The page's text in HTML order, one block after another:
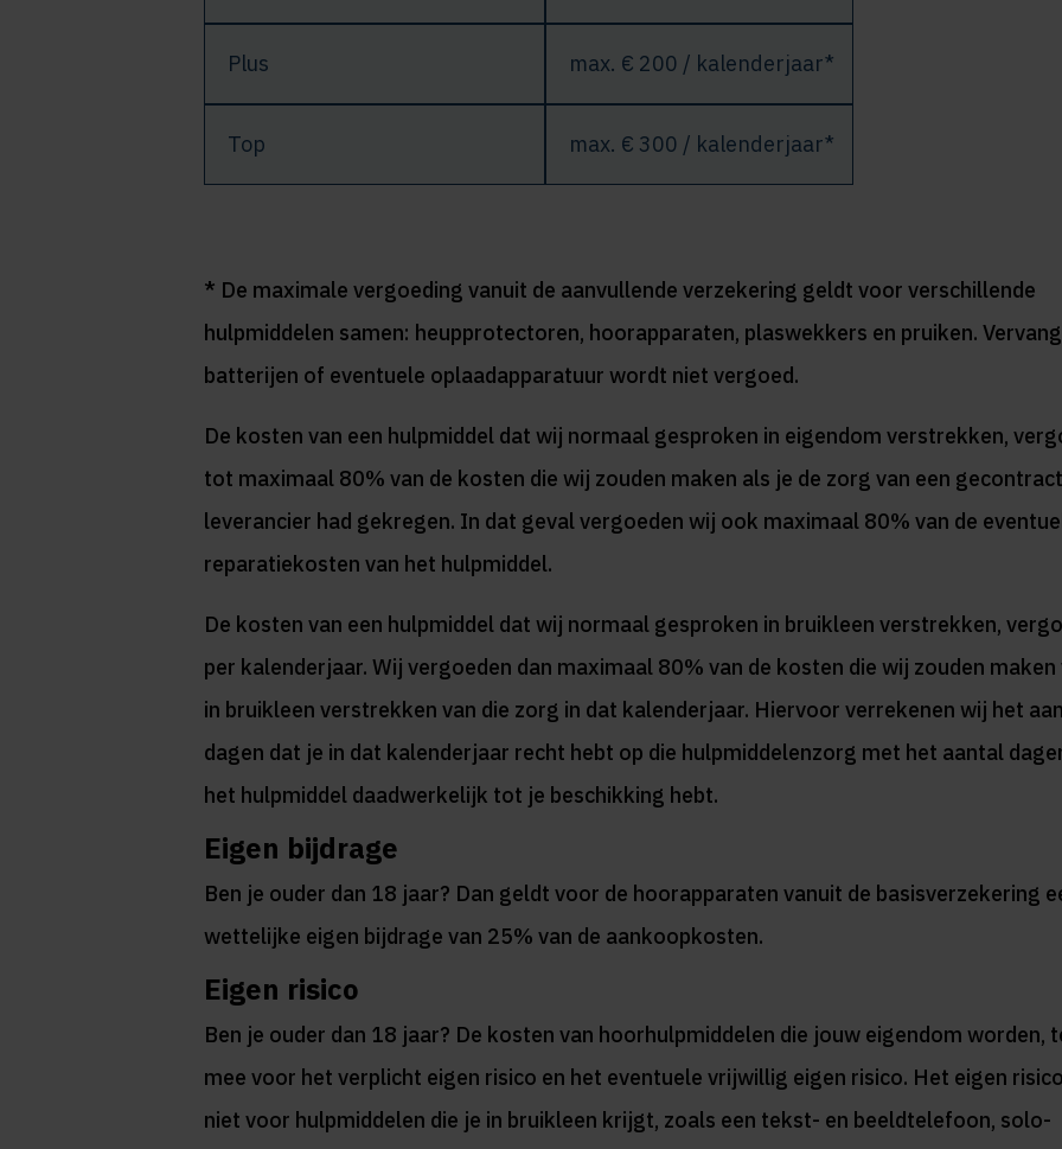
Plus max. € 200 / kalenderjaar*
Top max. € 300 / kalenderjaar*
* De maximale vergoeding vanuit de aanvullende verzekering geldt voor verschillende
hulpmiddelen samen: heupprotectoren, hoorapparaten, plaswekkers en pruiken.
batterijen of eventuele oplaadapparatuur wordt niet vergoed.
De kosten van een hulpmiddel dat wij normaal gesproken in eigendom verstrekken,
tot maximaal 80% van de kosten die wij zouden maken als je de zorg van een
leverancier had gekregen. In dat geval vergoeden wij ook maximaal 80% van de
reparatiekosten van het hulpmiddel.
De kosten van een hulpmiddel dat wij normaal gesproken in bruikleen verstrekken,
per kalenderjaar. Wij vergoeden dan maximaal 80% van de kosten die wij zouden
in bruikleen verstrekken van die zorg in dat kalenderjaar. Hiervoor verrekenen wij het
dagen dat je in dat kalenderjaar recht hebt op die hulpmiddelenzorg met het aantal
het hulpmiddel daadwerkelijk tot je beschikking hebt.
Eigen bijdrage
Ben je ouder dan 18 jaar? Dan geldt voor de hoorapparaten vanuit de basisverzekering
wettelijke eigen bijdrage van 25% van de aankoopkosten.
Eigen risico
Ben je ouder dan 18 jaar? De kosten van hoorhulpmiddelen die jouw eigendom worden,
mee voor het verplicht eigen risico en het eventuele vrijwillig eigen risico. Het eigen
niet voor hulpmiddelen die je in bruikleen krijgt, zoals een tekst- en beeldtelefoon, solo-